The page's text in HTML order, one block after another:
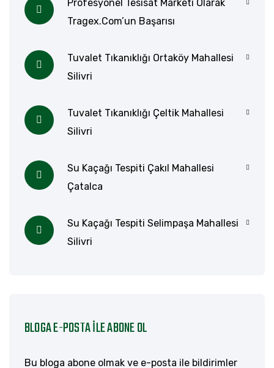
Profesyonel Tesisat Marketi Olarak
Tragex.com’un Başarısı
Tuvalet Tıkanıklığı Ortaköy Mahallesi
Silivri
Tuvalet Tıkanıklığı Çeltik Mahallesi
Silivri
Su Kaçağı Tespiti Çakıl Mahallesi
Çatalca
Su Kaçağı Tespiti Selimpaşa Mahallesi
Silivri
BLOGA E-POSTA ILE ABONE OL
Bu bloga abone olmak ve e-posta ile bildirimler